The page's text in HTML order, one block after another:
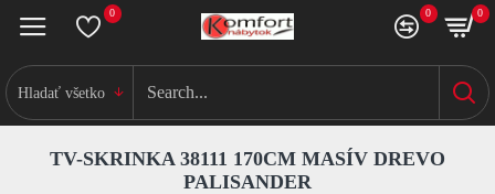
0 0 0
Hladať všetko
TV-SKRINKA 38111 170CM MASÍV DREVO
PALISANDER